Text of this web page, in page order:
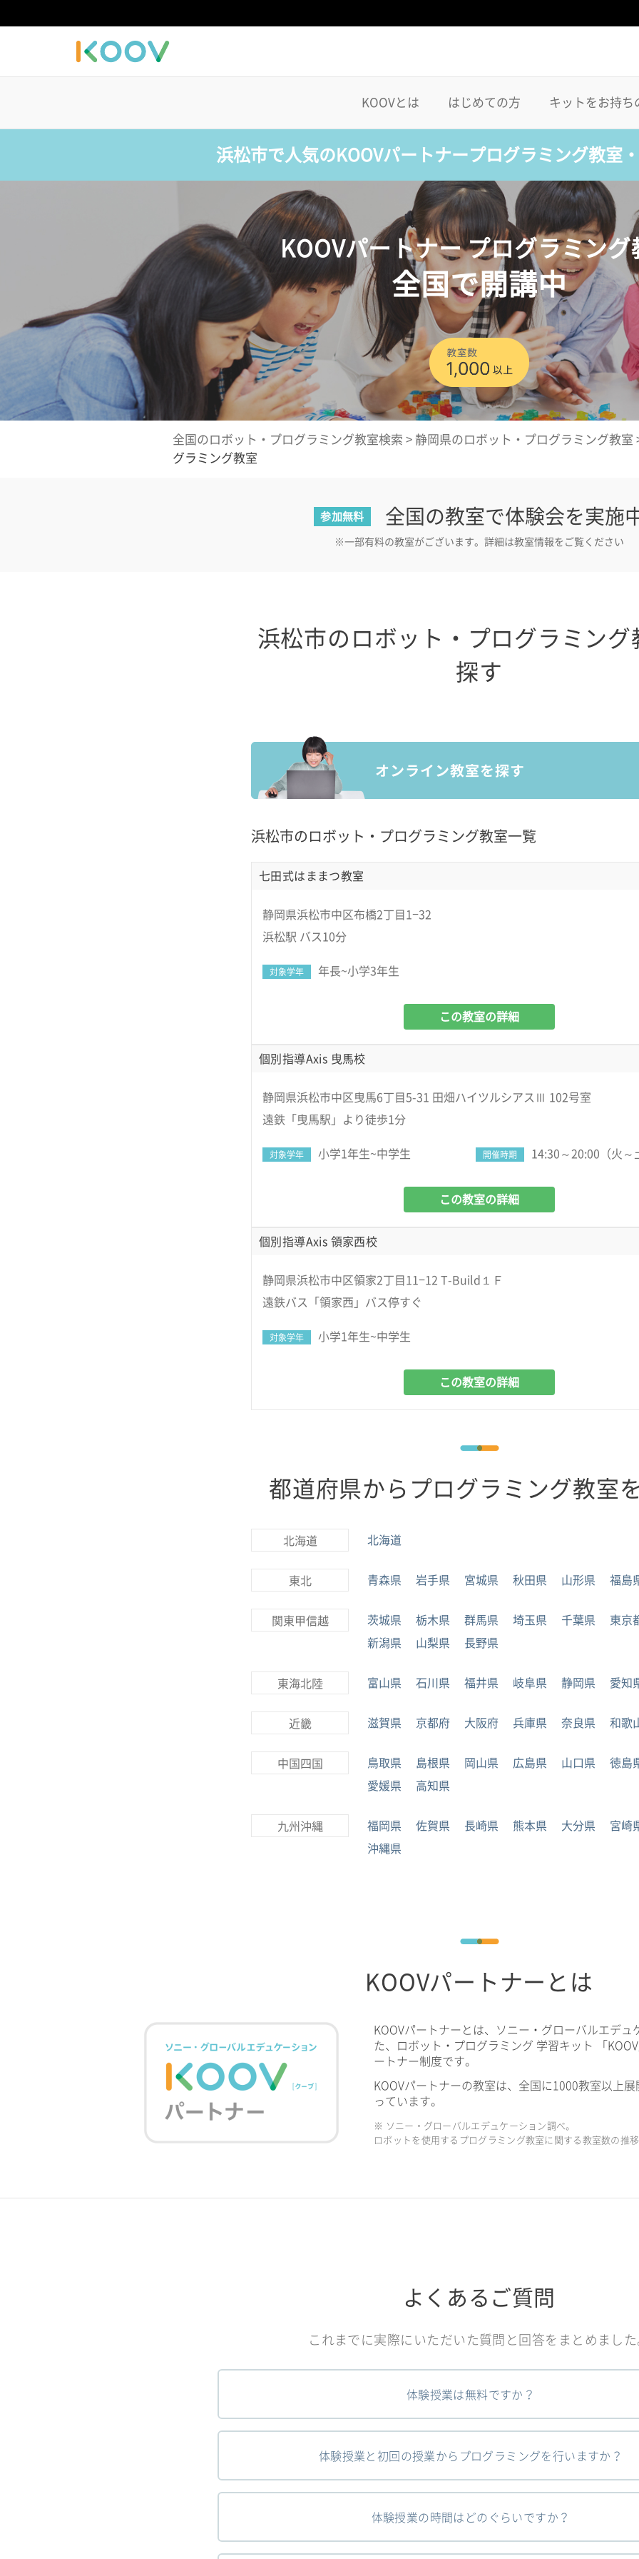
KOOVとは はじめての方 キットをお持ち
浜松市で人気のKOOVパートナープログラミング教室
KOOVパートナー プログラミング
全国で開講中
全国のロボット・プログラミング教室検索 > 静岡県のロボット・プログラミング教室
グラミング教室
参加無料 全国の教室で体験会を実施
※一部有料の教室がございます。詳細は教室情報をご覧ください
浜松市のロボット・プログラミング
探す
浜松市のロボット・プログラミング教室一覧
七田式はままつ教室
静岡県浜松市中区布橋2丁目1−32
浜松駅 バス10分
対象学年 年長~小学3年生
この教室の詳細
個別指導Axis 曳馬校
静岡県浜松市中区曳馬6丁目5-31 田畑ハイツルシアスⅢ 102号室
遠鉄「曳馬駅」より徒歩1分
対象学年 小学1年生~中学生 開催時期 14:30～20:00（火～
この教室の詳細
個別指導Axis 領家西校
静岡県浜松市中区領家2丁目11−12 T-Build１Ｆ
遠鉄バス「領家西」バス停すぐ
対象学年 小学1年生~中学生
この教室の詳細
都道府県からプログラミング教室
北海道 北海道
東北 青森県 岩手県 宮城県 秋田県 山形県 福島
関東甲信越 茨城県 栃木県 群馬県 埼玉県 千葉県
東京
新潟県
山梨県 長野県
東海北陸 富山県 石川県 福井県 岐阜県 静岡県 愛知
近畿 滋賀県 京都府 大阪府 兵庫県 奈良県 和歌
中国四国 鳥取県 島根県 岡山県 広島県 山口県
徳島
愛媛県
高知県
九州沖縄 福岡県 佐賀県 長崎県 熊本県 大分県
宮崎
沖縄県
KOOVパートナーとは
KOOVパートナーとは、ソニー・グローバルエデ
た、ロボット・プログラミング 学習キット 「
ートナー制度です。
KOOVパートナーの教室は、全国に1000教室以上
っています。
※ ソニー・グローバルエデュケーション調べ。
ロボットを使用するプログラミング教室に関する教室数の推
よくあるご質問
これまでに実際にいただいた質問と回答をまとめまし
体験授業は無料ですか？
体験授業と初回の授業からプログラミングを行いますか？
体験授業の時間はどのぐらいですか？